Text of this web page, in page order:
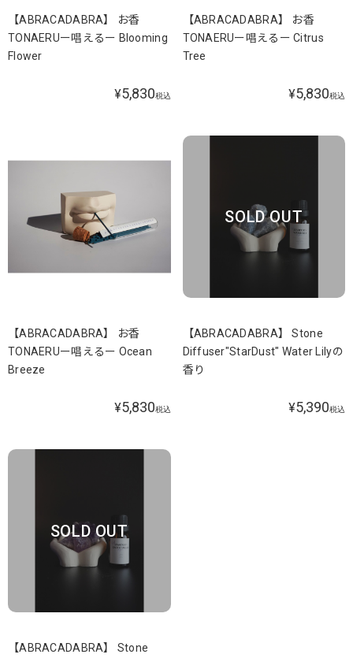
【ABRACADABRA】 お香
TONAERUー唱えるー Blooming
Flower
¥5,830税込
【ABRACADABRA】 お香
TONAERUー唱えるー Citrus
Tree
¥5,830税込
【ABRACADABRA】 お香
TONAERUー唱えるー Ocean
Breeze
¥5,830税込
SOLD OUT
【ABRACADABRA】 Stone
Diffuser"StarDust" Water Lilyの
香り
¥5,390税込
SOLD OUT
【ABRACADABRA】 Stone